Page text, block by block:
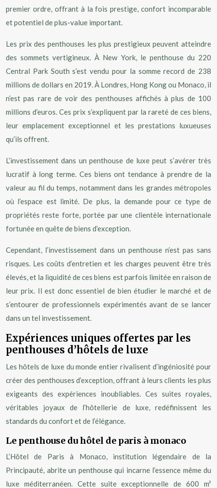
premier ordre, offrant à la fois prestige, confort incomparable
et potentiel de plus-value important.
Les prix des penthouses les plus prestigieux peuvent atteindre
des sommets vertigineux. À New York, le penthouse du 220
Central Park South s’est vendu pour la somme record de 238
millions de dollars en 2019. À Londres, Hong Kong ou Monaco, il
n’est pas rare de voir des penthouses affichés à plus de 100
millions d’euros. Ces prix s’expliquent par la rareté de ces biens,
leur emplacement exceptionnel et les prestations luxueuses
qu’ils offrent.
L’investissement dans un penthouse de luxe peut s’avérer très
lucratif à long terme. Ces biens ont tendance à prendre de la
valeur au fil du temps, notamment dans les grandes métropoles
où l’espace est limité. De plus, la demande pour ce type de
propriétés reste forte, portée par une clientèle internationale
fortunée en quête de biens d’exception.
Cependant, l’investissement dans un penthouse n’est pas sans
risques. Les coûts d’entretien et les charges peuvent être très
élevés, et la liquidité de ces biens est parfois limitée en raison de
leur prix. Il est donc essentiel de bien étudier le marché et de
s’entourer de professionnels expérimentés avant de se lancer
dans un tel investissement.
Expériences uniques offertes par les
penthouses d’hôtels de luxe
Les hôtels de luxe du monde entier rivalisent d’ingéniosité pour
créer des penthouses d’exception, offrant à leurs clients les plus
exigeants des expériences inoubliables. Ces suites royales,
véritables joyaux de l’hôtellerie de luxe, redéfinissent les
standards du confort et de l’élégance.
Le penthouse du hôtel de paris à monaco
L’Hôtel de Paris à Monaco, institution légendaire de la
Principauté, abrite un penthouse qui incarne l’essence même du
luxe méditerranéen. Cette suite exceptionnelle de 600 m²